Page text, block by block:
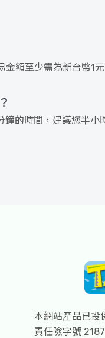
額至少需為新台幣1元
的時間，建議您半小
本網站產品已投
責任險字號